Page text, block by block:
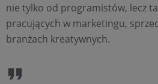
nie tylko od programistów, lecz
pracujących w marketingu,
branżach kreatywnych.